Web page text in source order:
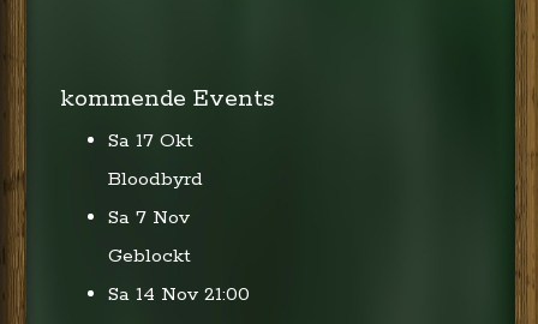
kommende Events
Sa 17 Okt
Bloodbyrd
Sa 7 Nov
Geblockt
Sa 14 Nov 21:00